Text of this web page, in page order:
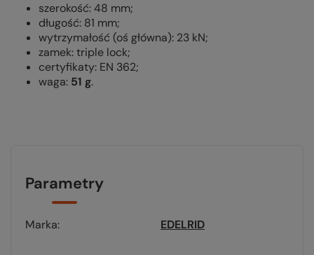
szerokość: 48 mm;
długość: 81 mm;
wytrzymałość (oś główna): 23 kN;
zamek: triple lock;
certyfikaty: EN 362;
waga: 51 g.
Parametry
Marka EDELRID